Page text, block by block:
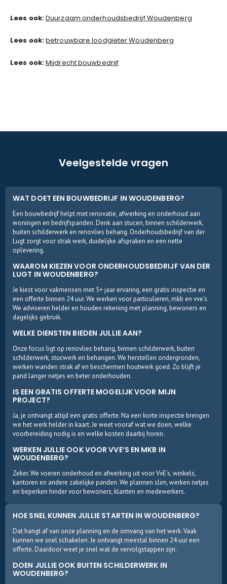
Lees ook:Duurzaam onderhoudsbedrijf Woudenberg
Lees ook:betrouwbare loodgieter Woudenberg
Lees ook:Mijdrecht bouwbedrijf
Veelgestelde vragen
WAT DOET EEN BOUWBEDRIJF IN WOUDENBERG?
Een bouwbedrijf helpt met renovatie, afwerking en onderhoud aan
woningen en bedrijfspanden. Denk aan stucen, binnen schilderwerk,
buiten schilderwerk en renovlies behang. Onderhoudsbedrijf van der
Lugt zorgt voor strak werk, duidelijke afspraken en een nette
oplevering.
WAAROM KIEZEN VOOR ONDERHOUDSBEDRIJF VAN DER
LUGT IN WOUDENBERG?
Je kiest voor vakmensen met 5+ jaar ervaring, een gratis inspectie en
een offerte binnen 24 uur. We werken voor particulieren, mkb en vve’s.
We adviseren helder en houden rekening met planning, bewoners en
dagelijks gebruik.
WELKE DIENSTEN BIEDEN JULLIE AAN?
Onze focus ligt op renovlies behang, binnen schilderwerk, buiten
schilderwerk, stucwerk en behangen. We herstellen ondergronden,
werken wanden strak af en beschermen houtwerk goed. Zo blijft je
pand langer netjes en beter onderhouden.
IS EEN GRATIS OFFERTE MOGELIJK VOOR MIJN
PROJECT?
Ja, je ontvangt altijd een gratis offerte. Na een korte inspectie brengen
we het werk helder in kaart. Je weet vooraf wat we doen, welke
voorbereiding nodig is en welke kosten daarbij horen.
WERKEN JULLIE OOK VOOR VVE’S EN MKB IN
WOUDENBERG?
Zeker. We voeren onderhoud en afwerking uit voor VvE’s, winkels,
kantoren en andere zakelijke panden. We plannen slim, werken netjes
en beperken hinder voor bewoners, klanten en medewerkers.
HOE SNEL KUNNEN JULLIE STARTEN IN WOUDENBERG?
Dat hangt af van onze planning en de omvang van het werk. Vaak
kunnen we snel schakelen. Je ontvangt meestal binnen 24 uur een
offerte. Daardoor weet je snel wat de vervolgstappen zijn.
DOEN JULLIE OOK BUITEN SCHILDERWERK IN
WOUDENBERG?